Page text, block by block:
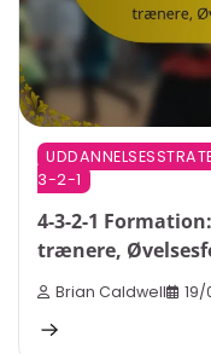
3-2-1
4-3-2-1
trænere,
Brian Caldwell